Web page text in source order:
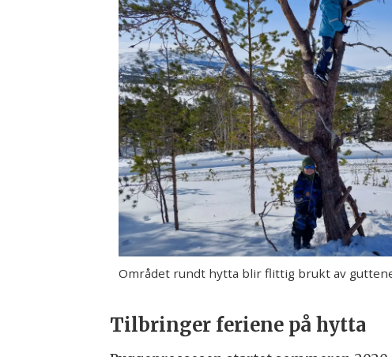
Området rundt hytta blir flittig brukt av
Tilbringer feriene på hytta